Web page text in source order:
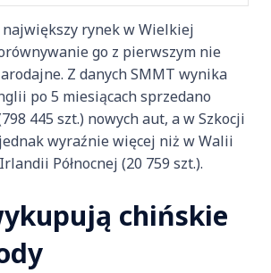
rynek w Wielkiej
go z pierwszym nie
Z danych SMMT wynika
po 5 miesiącach sprzedano
445 szt.) nowych aut, a w Szkocji
wyraźnie więcej niż w Walii
Północnej (20 759 szt.).
chińskie